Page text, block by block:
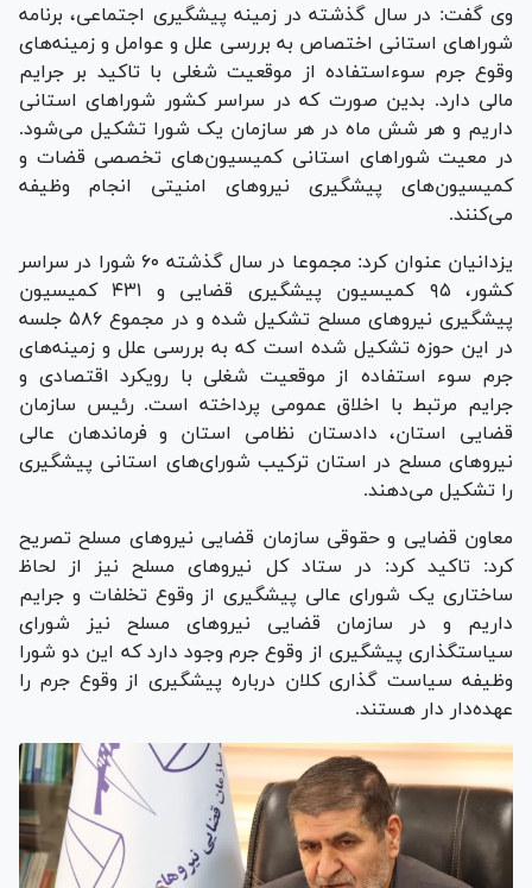
وی گفت: در سال گذشته در زمینه پیشگیری اجتماعی، برنامه
شورا‌های استانی اختصاص به بررسی علل و عوامل و زمینه‌های
وقوع جرم سوءاستفاده از موقعیت شغلی با تاکید بر جرایم
مالی دارد. بدین صورت که در سراسر کشور شورا‌های استانی
داریم و هر شش ماه در هر سازمان یک شورا تشکیل می‌شود.
در معیت شورا‌های استانی کمیسیون‌های تخصصی قضات و
کمیسیون‌های پیشگیری نیرو‌های امنیتی انجام وظیفه
می‌کنند.
یزدانیان عنوان کرد: مجموعا در سال گذشته ۶۰ شورا در سراسر
کشور، ۹۵ کمیسیون پیشگیری قضایی و ۴۳۱ کمیسیون
پیشگیری نیرو‌های مسلح تشکیل شده و در مجموع ۵۸۶ جلسه
در این حوزه تشکیل شده است که به بررسی علل و زمینه‌های
جرم سوء استفاده از موقعیت شغلی با رویکرد اقتصادی و
جرایم مرتبط با اخلاق عمومی پرداخته است. رئیس سازمان
قضایی استان، دادستان نظامی استان و فرماندهان عالی
نیرو‌های مسلح در استان ترکیب شورای‌های استانی پیشگیری
را تشکیل می‌دهند.
معاون قضایی و حقوقی سازمان قضایی نیروهای مسلح تصریح
کرد: تاکید کرد: در ستاد کل نیرو‌های مسلح نیز از لحاظ
ساختاری یک شورای عالی پیشگیری از وقوع تخلفات و جرایم
داریم و در سازمان قضایی نیرو‌های مسلح نیز شورای
سیاستگذاری پیشگیری از وقوع جرم وجود دارد که این دو شورا
وظیفه سیاست گذاری کلان درباره پیشگیری از وقوع جرم را
عهده‌دار دار هستند.